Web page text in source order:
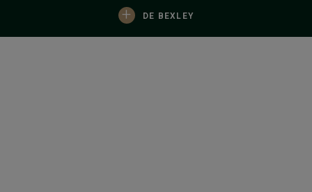
+ DE BEXLEY